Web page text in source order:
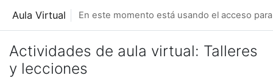
Aula Virtual En este momento está usando el acceso
Actividades de aula virtual: Talleres
y lecciones